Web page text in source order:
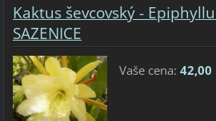
Kaktus ševcovský -
SAZENICE
Vaše cena: 42,00